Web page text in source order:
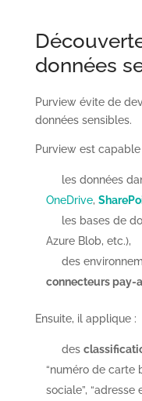
données
Purview évite de
données sensibles.
Purview est
les données
OneDrive,
les bases de
Azure Blob, etc.),
des
connecteurs pay-
Ensuite, il applique :
des
“numéro de carte
sociale”, “adresse